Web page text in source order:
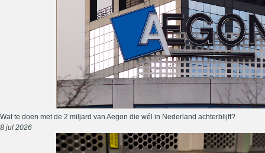
Wat te doen met de 2 miljard van Aegon die wél in Nederland achterblijft?
8 jul 2026